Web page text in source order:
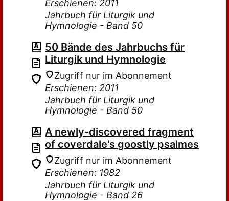
Erschienen: 2011
Jahrbuch für Liturgik und
Hymnologie - Band 50
50 Bände des Jahrbuchs für
Liturgik und Hymnologie
Zugriff nur im Abonnement
Erschienen: 2011
Jahrbuch für Liturgik und
Hymnologie - Band 50
A newly-discovered fragment
of coverdale's goostly psalmes
Zugriff nur im Abonnement
Erschienen: 1982
Jahrbuch für Liturgik und
Hymnologie - Band 26